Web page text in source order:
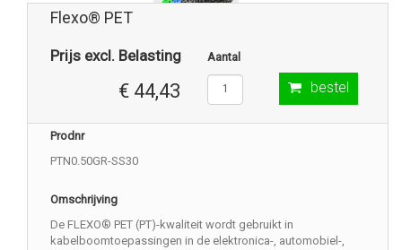
Flexo® PET
Prijs excl. Belasting
€ 44,43
Aantal
bestel
Prodnr
PTN0.50GR-SS30
Omschrijving
De FLEXO® PET (PT)-kwaliteit wordt gebruikt in
kabelboomtoepassingen in de elektronica-, automobiel-,